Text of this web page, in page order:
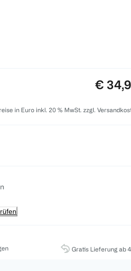
Preis:
€
in Euro inkl. 20 % MwSt. zzgl.
Gratis Lieferung ab